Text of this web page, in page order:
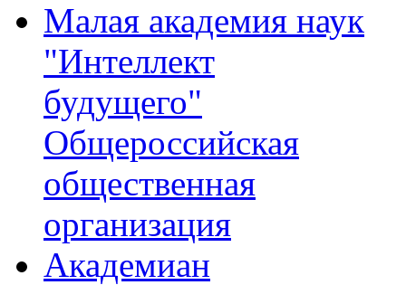
Малая академия наук
"Интеллект
будущего"
Общероссийская
общественная
организация
Академиан